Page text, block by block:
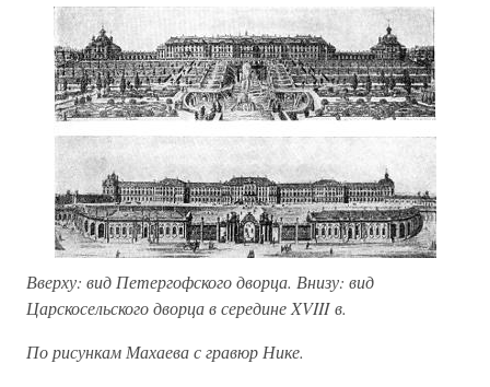
Вверху: вид Петергофского дворца. Внизу: вид
Царскосельского дворца в середине XVIII в.
По рисункам Махаева с гравюр Нике.